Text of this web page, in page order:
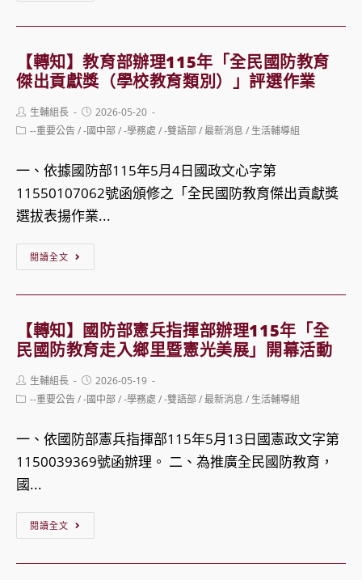
6
月
日
理
「2026
世
日
響
應
活
－
台
自
國
防
部
年
民
國
防
戰
鬥
實
計
畫
【轉知】教育部辦理115年「全民國防教育
傑出貢獻獎（學校教育類別）」評選作業
Post
author:
生輔組長
Post
published:
2026-05-20
Post--重要公告/-國中部/-學務處 /-雙語部/最新消息 / 生活輔導組
一、依據國防部115年5月4日國政文心字第
11550107062號函頒修之「全民國防教育傑出貢獻獎
選拔表揚作業...
閱讀全文
教
育
部
理
年
「全
【轉知】國防部憲兵指揮部辦理115年「全
民國防教育走入鄉里暨憲光美展」開幕活動
Post
author:
生輔組長
Post
published:
2026-05-19
Post--重要公告/-國中部/-學務處 /-雙語部/最新消息 / 生活輔導組
一、依國防部憲兵指揮部115年5月13日國憲政文字第
1150039369號函辦理。 二、為推廣全民國防教育，
國...
閱讀全文
國